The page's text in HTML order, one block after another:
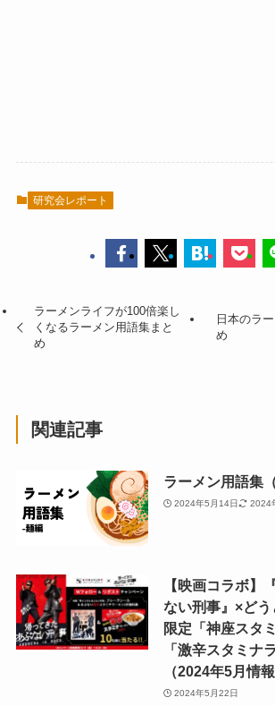
研究会レポート
ラーメンライフが100倍楽し
くなるラーメン用語集まと
め
日本のラ
め
関連記事
ラーメン用語集
2024年5月14日 2024
【映画コラボ】
ない刑事』×どう
限定「神座スタ
「激辛スタミナ
（2024年5月情報
2024年5月22日